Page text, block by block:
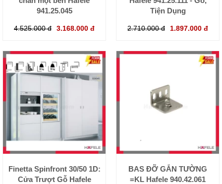
941.25.045
4.525.000 đ 3.168.000 đ
Tiện Dụng
2.710.000 đ 1.897.000 đ
Finetta Spinfront 30/50 1D:
Cửa Trượt Gỗ Hafele
BAS ĐỠ GẮN TƯỜNG
=KL Hafele 940.42.061